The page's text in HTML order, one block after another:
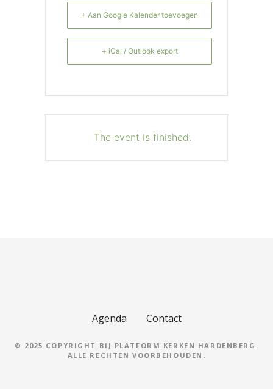
+ Aan Google Kalender toevoegen
+ iCal / Outlook export
The event is finished.
Agenda Contact
© 2025 COPYRIGHT BIJ PLATFORM KERKEN HARDENBERG.
ALLE RECHTEN VOORBEHOUDEN.